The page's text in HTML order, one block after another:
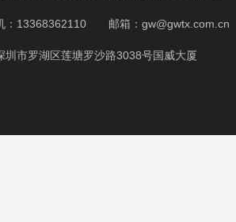
：13368362110 邮箱：gw@gwtx.com.cn
圳市罗湖区莲塘罗沙路3038号国威大厦